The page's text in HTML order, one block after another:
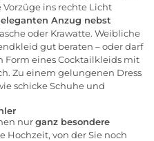
ins rechte Licht
eleganten Anzug nebst
oder Krawatte. Weibliche
gut beraten – oder darf
Form eines Cocktailkleids mit
Zu einem gelungenen Dress
schicke Schuhe und
nurganz besondere
Hochzeit, von der Sie noch